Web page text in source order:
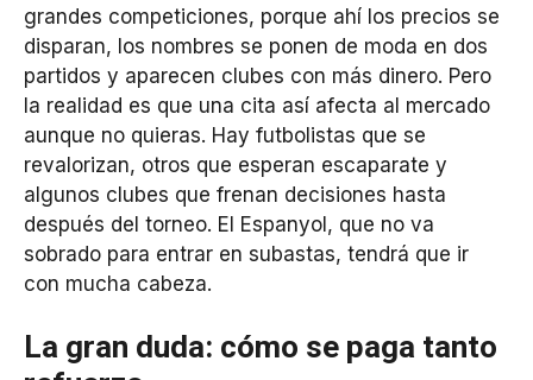
grandes competiciones, porque ahí los precios se
disparan, los nombres se ponen de moda en dos
partidos y aparecen clubes con más dinero. Pero
la realidad es que una cita así afecta al mercado
aunque no quieras. Hay futbolistas que se
revalorizan, otros que esperan escaparate y
algunos clubes que frenan decisiones hasta
después del torneo. El Espanyol, que no va
sobrado para entrar en subastas, tendrá que ir
con mucha cabeza.
La gran duda: cómo se paga tanto